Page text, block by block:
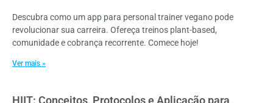
Descubra como um app para personal trainer vegano pode
revolucionar sua carreira. Ofereça treinos plant-based,
comunidade e cobrança recorrente. Comece hoje!
Ver mais »